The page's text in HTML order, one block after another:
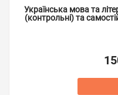
Українська мова та
(контрольні) та